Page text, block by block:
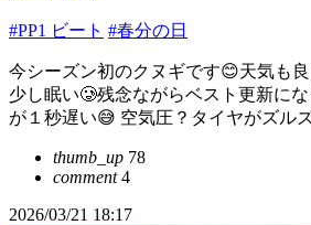
#PP1 ビート #春分の日
今シーズン初のクヌギです😊天気も
少し眠い🥲残念ながらベスト更新に
が１秒遅い😅 空気圧？タイヤがズ
thumb_up 78
comment4
2026/03/21 18:17